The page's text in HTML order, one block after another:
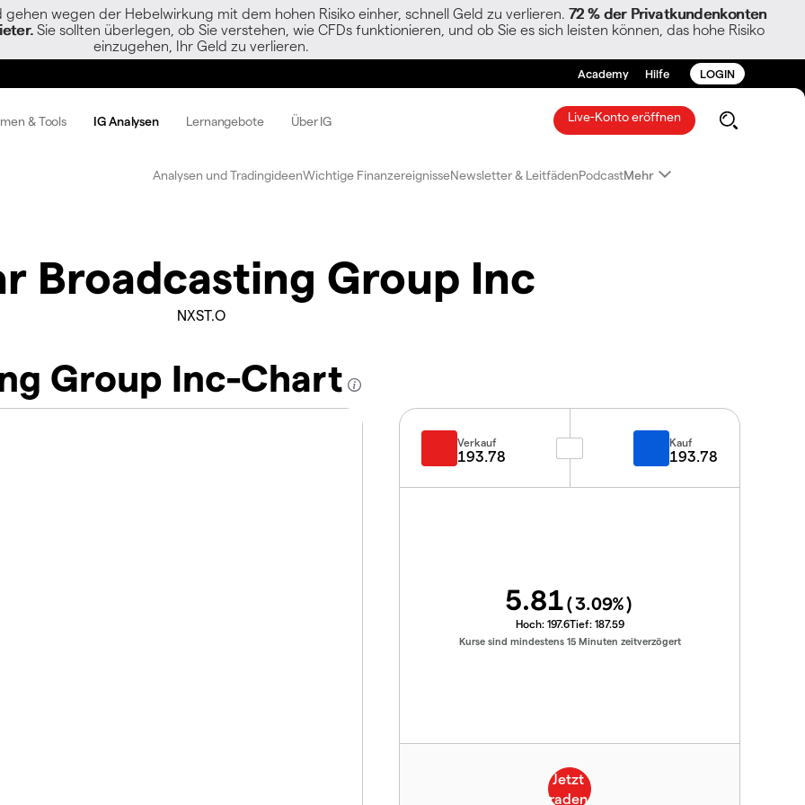
wegen der Hebelwirkung mit dem hohen Risiko einher, schnell Geld zu verlieren. 72 % der Privatkundenkonten
Sie sollten überlegen, ob Sie verstehen, wie CFDs funktionieren, und ob Sie es sich leisten können, das hohe Risiko
einzugehen, Ihr Geld zu verlieren.
Academy Hilfe LOGIN
& Tools IG Analysen Lernangebote Über IG Live-Konto eröffnen
Analysen und TradingideenWichtige FinanzereignisseNewsletter & LeitfädenPodcastMehr
Broadcasting Group Inc
NXST.O
Group Inc-Chart
Verkauf
193.78
Kauf
193.78
5.81(3.09%)
Hoch: 197.6Tief: 187.59
Kurse sind mindestens 15 Minuten zeitverzögert